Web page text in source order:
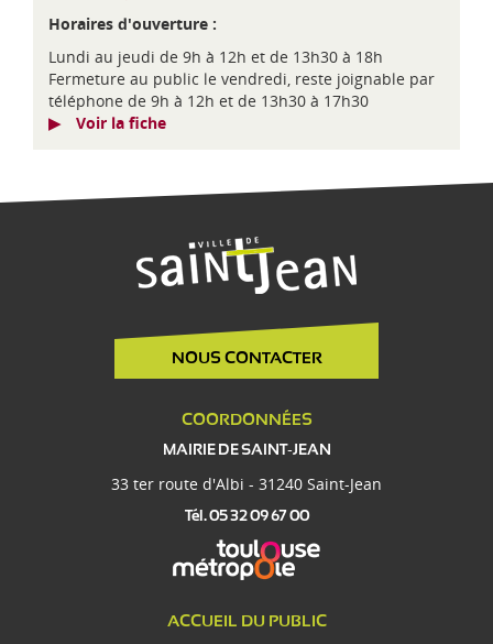
Horaires d'ouverture :
Lundi au jeudi de 9h à 12h et de 13h30 à 18h
Fermeture au public le vendredi, reste joignable par
téléphone de 9h à 12h et de 13h30 à 17h30
Voir la fiche
NOUS CONTACTER
COORDONNÉES
MAIRIE DE SAINT-JEAN
33 ter route d'Albi - 31240 Saint-Jean
Tél. 05 32 09 67 00
ACCUEIL DU PUBLIC